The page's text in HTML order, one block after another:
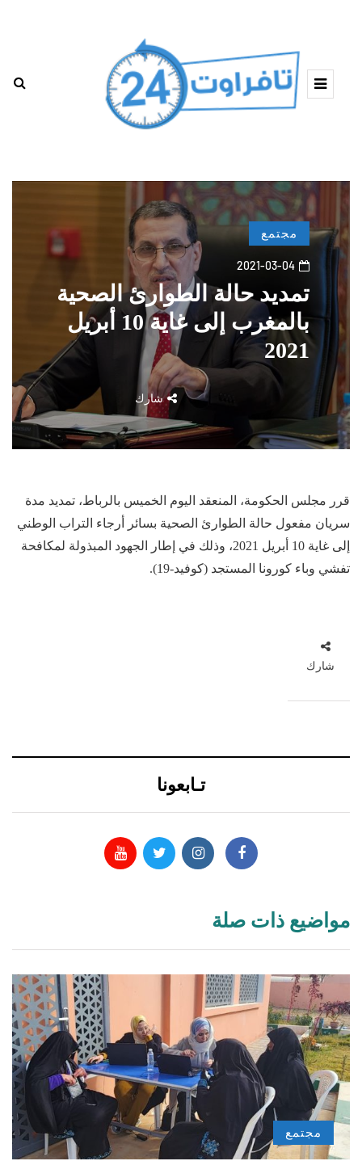
مجتمع
2021-03-04
تمديد حالة الطوارئ الصحية
بالمغرب إلى غاية 10 أبريل
2021
شارك
قرر مجلس الحكومة، المنعقد اليوم الخميس بالرباط، تمديد مدة
سريان مفعول حالة الطوارئ الصحية بسائر أرجاء التراب الوطني
إلى غاية 10 أبريل 2021، وذلك في إطار الجهود المبذولة لمكافحة
تفشي وباء كورونا المستجد (كوفيد-19).
شارك
تـابعونا
مواضيع ذات صلة
مجتمع